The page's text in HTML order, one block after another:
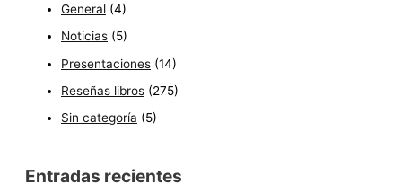
General (4)
Noticias (5)
Presentaciones (14)
Reseñas libros (275)
Sin categoría (5)
Entradas recientes